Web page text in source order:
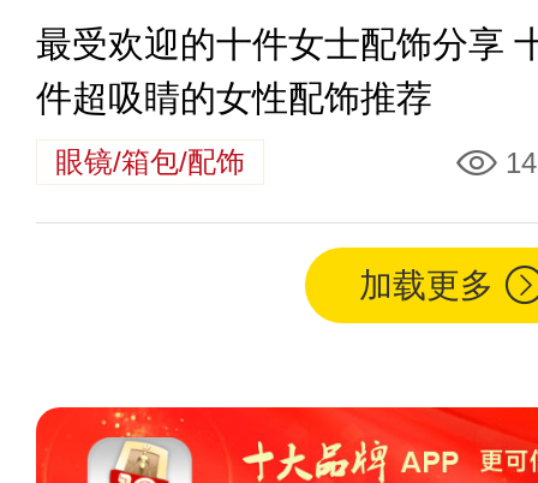
最受欢迎的十件女士配饰分享
件超吸睛的女性配饰推荐
眼镜/箱包/配饰
加载更多